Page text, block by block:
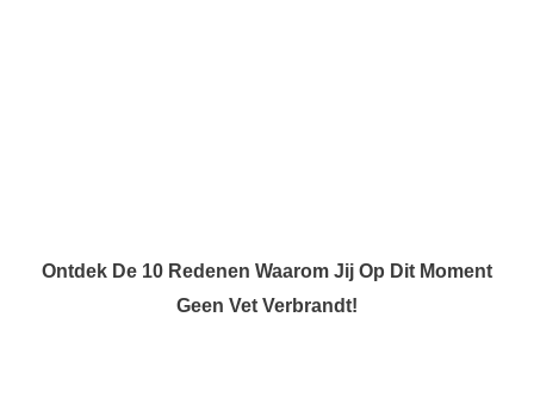
Ontdek De 10 Redenen Waarom Jij Op Dit Moment
Geen Vet Verbrandt!